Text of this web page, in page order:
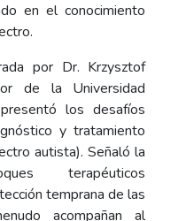
en el conocimiento
por Dr. Krzysztof
de la Universidad
los desafíos
y tratamiento
autista). Señaló la
terapéuticos
temprana de las
acompañan al